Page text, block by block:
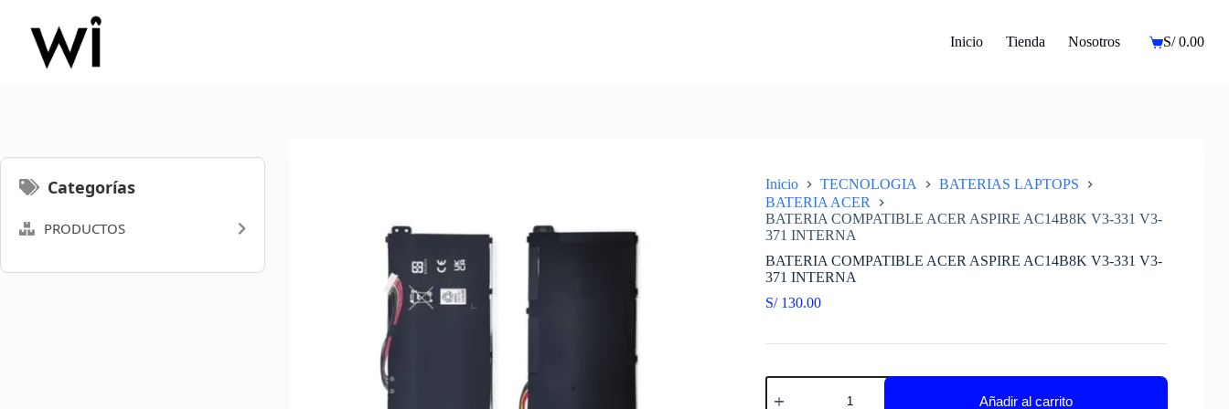
contenido
Inicio Tienda Nosotros
Carro
S/0.00
Inicio TECNOLOGIA
BATERIAS LAPTOPS
BATERIA ACER
BATERIA COMPATIBLE ACER ASPIRE AC14B8K V3-331 V3-
371 INTERNA
BATERIA COMPATIBLE ACER ASPIRE AC14B8K V3-331 V3-
371 INTERNA
S/130.00
BATERIA
COMPATIBLE
Añadir al carrito
Categorías
PRODUCTOS